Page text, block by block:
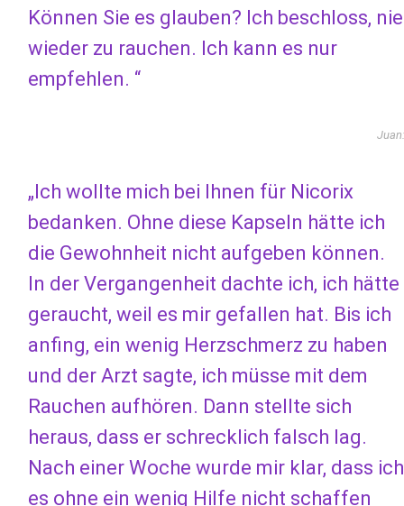
Können Sie es glauben? Ich beschloss, nie
wieder zu rauchen. Ich kann es nur
empfehlen. “
Juan:
„Ich wollte mich bei Ihnen für Nicorix
bedanken. Ohne diese Kapseln hätte ich
die Gewohnheit nicht aufgeben können.
In der Vergangenheit dachte ich, ich hätte
geraucht, weil es mir gefallen hat. Bis ich
anfing, ein wenig Herzschmerz zu haben
und der Arzt sagte, ich müsse mit dem
Rauchen aufhören. Dann stellte sich
heraus, dass er schrecklich falsch lag.
Nach einer Woche wurde mir klar, dass ich
es ohne ein wenig Hilfe nicht schaffen